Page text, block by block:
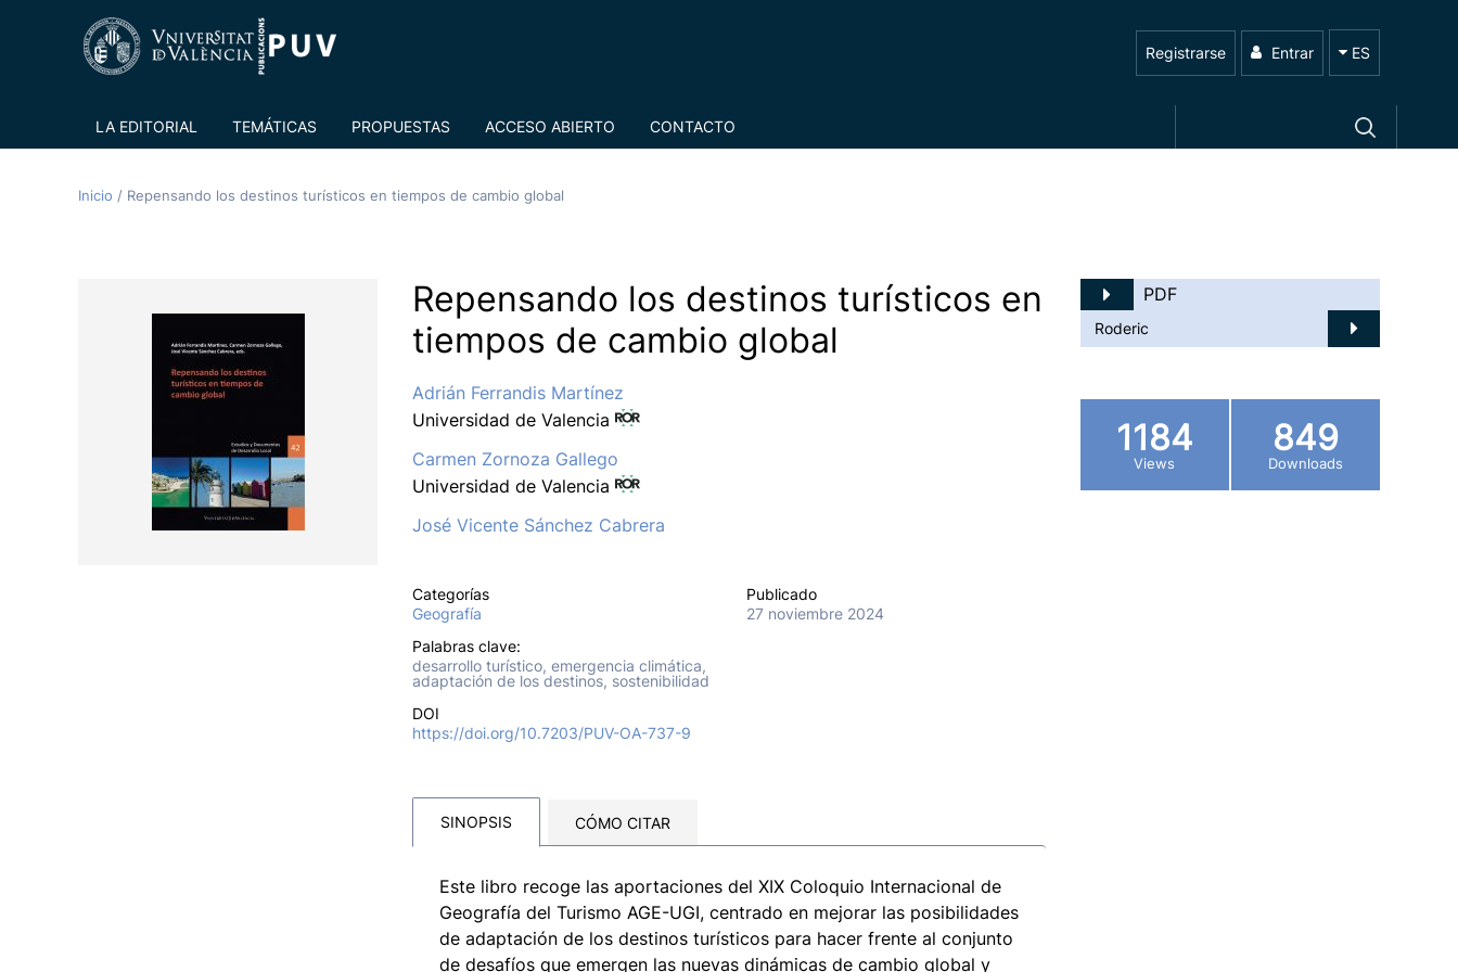
Registrarse Entrar ES
LA EDITORIAL TEMÁTICAS PROPUESTAS ACCESO ABIERTO CONTACTO
Inicio / Repensando los destinos turísticos en tiempos de cambio global
Repensando los destinos turísticos en
tiempos de cambio global
Adrián Ferrandis Martínez
Universidad de Valencia
Carmen Zornoza Gallego
Universidad de Valencia
José Vicente Sánchez Cabrera
Categorías
Geografía
Palabras clave:
desarrollo turístico, emergencia climática,
adaptación de los destinos, sostenibilidad
DOI
https://doi.org/10.7203/PUV-OA-737-9
Publicado
27 noviembre 2024
SINOPSIS CÓMO CITAR
Este libro recoge las aportaciones del XIX Coloquio Internacional de
Geografía del Turismo AGE-UGI, centrado en mejorar las posibilidades
de adaptación de los destinos turísticos para hacer frente al conjunto
de desafíos que emergen las nuevas dinámicas de cambio global y
PDF
Roderic
1184
Views
849
Downloads